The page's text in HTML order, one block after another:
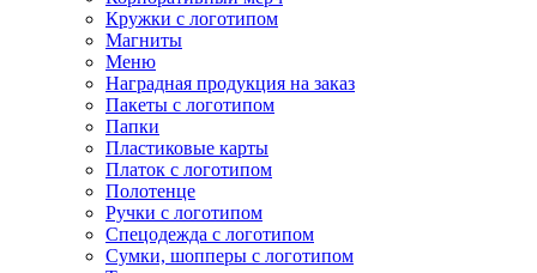
Кружки с логотипом
Магниты
Меню
Наградная продукция на заказ
Пакеты с логотипом
Папки
Пластиковые карты
Платок с логотипом
Полотенце
Ручки с логотипом
Спецодежда с логотипом
Сумки, шопперы с логотипом